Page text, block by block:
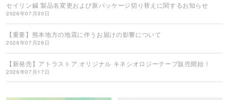
セイリン鍼 製品名変更および新パッケージ切り替えに関するお知らせ
2026年07月30日
【重要】熊本地方の地震に伴うお届けの影響について
2026年07月29日
【新発売】アトラストア オリジナル キネシオロジーテープ販売開始！
2026年07月17日